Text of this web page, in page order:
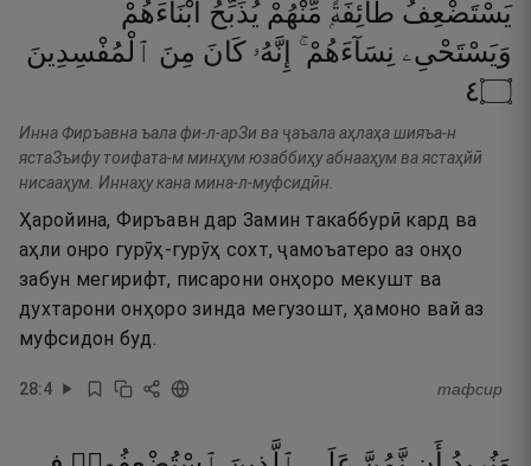
يَسْتَضْعِفُ طَآئِفَةًۭ مِّنْهُمْ يُذَبِّحُ أَبْنَآءَهُمْ
وَيَسْتَحْىِۦ نِسَآءَهُمْ ۚ إِنَّهُۥ كَانَ مِنَ ٱلْمُفْسِدِينَ
۝٤
Инна Фиръавна ъала фи-л-арЗи ва ҷаъала аҳлаҳа шияъа-н
ястаЗъифу тоифата-м минҳум юзаббиҳу абнааҳум ва ястаҳйӣ
нисааҳум. Иннаҳу кана мина-л-муфсидӣн.
Ҳаройина, Фиръавн дар Замин такаббурӣ кард ва
аҳли онро гурӯҳ-гурӯҳ сохт, ҷамоъатеро аз онҳо
забун мегирифт, писарони онҳоро мекушт ва
духтарони онҳоро зинда мегузошт, ҳамоно вай аз
муфсидон буд.
28:4 тафсир